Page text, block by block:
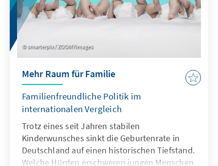
smarterpix / ZOOMYimages
Mehr Raum für Familie
Familienfreundliche Politik im
internationalen Vergleich
Trotz eines seit Jahren stabilen
Kinderwunsches sinkt die Geburtenrate in
Deutschland auf einen historischen Tiefstand.
Welche Hürden erschweren jungen Menschen